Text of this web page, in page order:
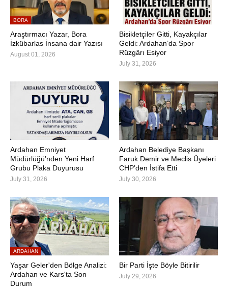
BORA
Araştırmacı Yazar, Bora
İzkübarlas İnsana dair Yazısı
August 01, 2026
Bisikletçiler Gitti, Kayakçılar
Geldi: Ardahan’da Spor
Rüzgârı Esiyor
July 31, 2026
Ardahan Emniyet
Müdürlüğü’nden Yeni Harf
Grubu Plaka Duyurusu
July 31, 2026
Ardahan Belediye Başkanı
Faruk Demir ve Meclis Üyeleri
CHP’den İstifa Etti
July 30, 2026
ARDAHAN
Yaşar Geler'den Bölge Analizi:
Ardahan ve Kars'ta Son
Durum
Bir Parti İşte Böyle Bitirilir
July 29, 2026